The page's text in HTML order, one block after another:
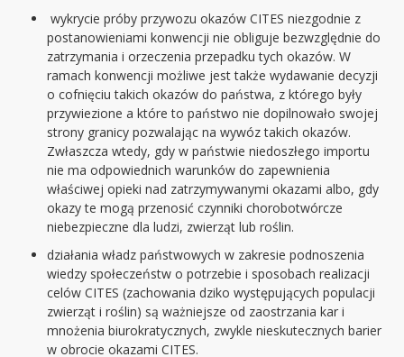
wykrycie próby przywozu okazów CITES niezgodnie z
postanowieniami konwencji nie obliguje bezwzględnie do
zatrzymania i orzeczenia przepadku tych okazów. W
ramach konwencji możliwe jest także wydawanie decyzji
o cofnięciu takich okazów do państwa, z którego były
przywiezione a które to państwo nie dopilnowało swojej
strony granicy pozwalając na wywóz takich okazów.
Zwłaszcza wtedy, gdy w państwie niedoszłego importu
nie ma odpowiednich warunków do zapewnienia
właściwej opieki nad zatrzymywanymi okazami albo, gdy
okazy te mogą przenosić czynniki chorobotwórcze
niebezpieczne dla ludzi, zwierząt lub roślin.
działania władz państwowych w zakresie podnoszenia
wiedzy społeczeństw o potrzebie i sposobach realizacji
celów CITES (zachowania dziko występujących populacji
zwierząt i roślin) są ważniejsze od zaostrzania kar i
mnożenia biurokratycznych, zwykle nieskutecznych barier
w obrocie okazami CITES.